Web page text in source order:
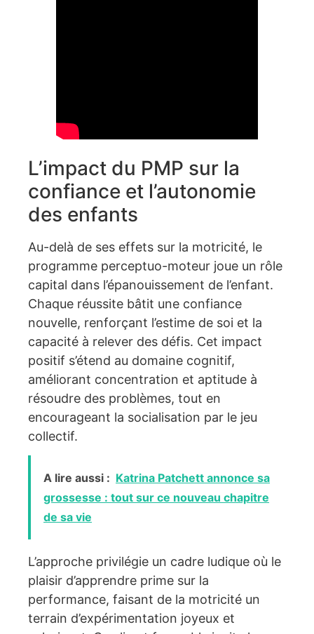
L’impact du PMP sur la
confiance et l’autonomie
des enfants
Au-delà de ses effets sur la motricité, le
programme perceptuo-moteur joue un rôle
capital dans l’épanouissement de l’enfant.
Chaque réussite bâtit une confiance
nouvelle, renforçant l’estime de soi et la
capacité à relever des défis. Cet impact
positif s’étend au domaine cognitif,
améliorant concentration et aptitude à
résoudre des problèmes, tout en
encourageant la socialisation par le jeu
collectif.
A lire aussi : Katrina Patchett annonce sa
grossesse : tout sur ce nouveau chapitre
de sa vie
L’approche privilégie un cadre ludique où le
plaisir d’apprendre prime sur la
performance, faisant de la motricité un
terrain d’expérimentation joyeux et